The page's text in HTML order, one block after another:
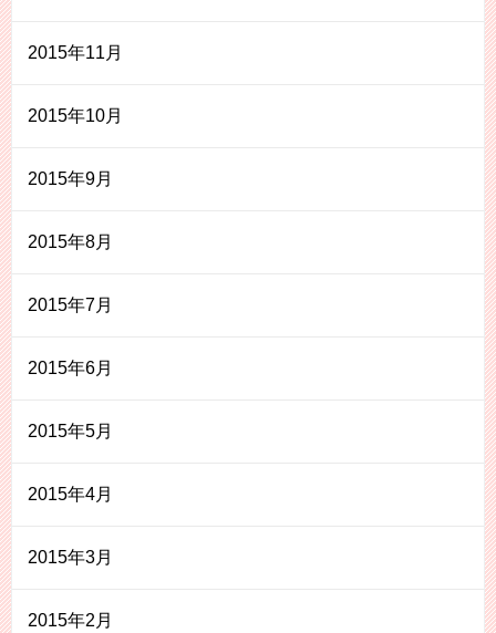
2015年11月
2015年10月
2015年9月
2015年8月
2015年7月
2015年6月
2015年5月
2015年4月
2015年3月
2015年2月